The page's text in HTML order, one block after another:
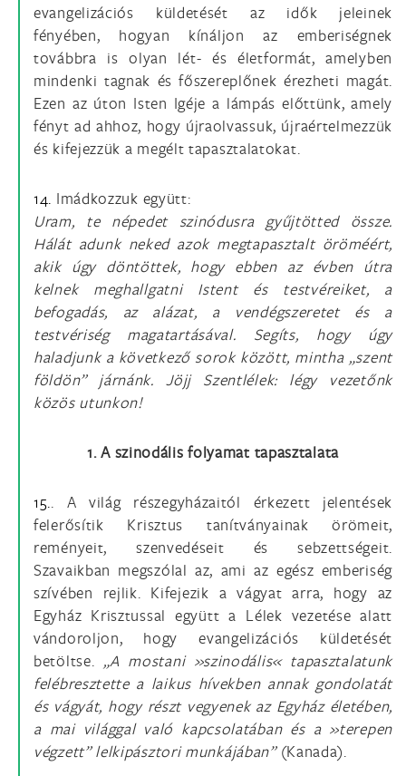
evangelizációs küldetését az idők jeleinek
fényében, hogyan kínáljon az emberiségnek
továbbra is olyan lét- és életformát, amelyben
mindenki tagnak és főszereplőnek érezheti magát.
Ezen az úton Isten Igéje a lámpás előttünk, amely
fényt ad ahhoz, hogy újraolvassuk, újraértelmezzük
és kifejezzük a megélt tapasztalatokat.
14. Imádkozzuk együtt:
Uram, te népedet szinódusra gyűjtötted össze.
Hálát adunk neked azok megtapasztalt öröméért,
akik úgy döntöttek, hogy ebben az évben útra
kelnek meghallgatni Istent és testvéreiket, a
befogadás, az alázat, a vendégszeretet és a
testvériség magatartásával. Segíts, hogy úgy
haladjunk a következő sorok között, mintha „szent
földön” járnánk. Jöjj Szentlélek: légy vezetőnk
közös utunkon!
1. A szinodális folyamat tapasztalata
15.. A világ részegyházaitól érkezett jelentések
felerősítik Krisztus tanítványainak örömeit,
reményeit, szenvedéseit és sebzettségeit.
Szavaikban megszólal az, ami az egész emberiség
szívében rejlik. Kifejezik a vágyat arra, hogy az
Egyház Krisztussal együtt a Lélek vezetése alatt
vándoroljon, hogy evangelizációs küldetését
betöltse. „A mostani »szinodális« tapasztalatunk
felébresztette a laikus hívekben annak gondolatát
és vágyát, hogy részt vegyenek az Egyház életében,
a mai világgal való kapcsolatában és a »terepen
végzett” lelkipásztori munkájában” (Kanada).